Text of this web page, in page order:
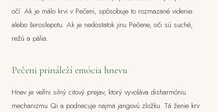
očí. Ak je málo krvi v Pečeni, spôsobuje to rozmazané videnie
alebo šeroslepotu. Ak je nedostatok jinu Pečene, oči sú suché,
režú a pália.
Pečeni prináleží emócia hnevu
Hnev je veľmi silný citový prejav, ktorý vyvoláva disharmóniu
mechanizmu Qi a podnecuje najmä jangovú zložku. Tá ženie krv